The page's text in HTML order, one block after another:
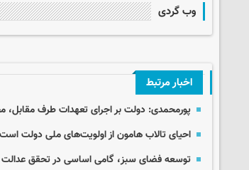
وب گردی
اخبار مرتبط
پورمحمدی: دولت بر اجرای تعهدات طرف مقابل،
احیای تالاب هامون از اولویت‌های ملی دولت است
توسعه فضای سبز، گامی اساسی در تحقق